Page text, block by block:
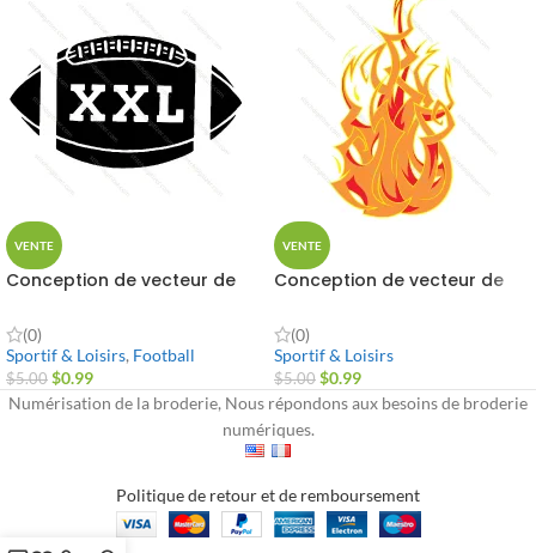
VENTE
Conception de vecteur de
(0)
Sportif & Loisirs, Football
$5.00 $0.99
VENTE
Conception de vecteur de
(0)
Sportif & Loisirs
$5.00 $0.99
Numérisation de la broderie, Nous répondons aux besoins de broderie
numériques.
Politique de retour et de remboursement